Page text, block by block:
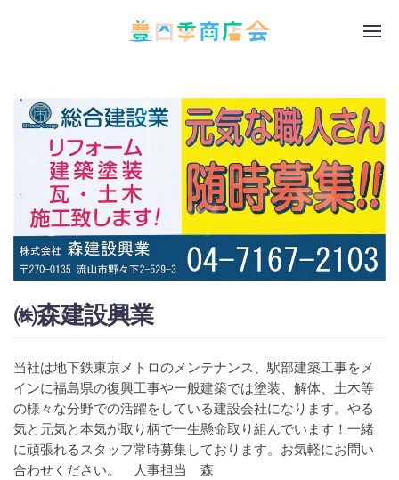
㈱森建設興業
当社は地下鉄東京メトロのメンテナンス、駅部建築工事をメ
インに福島県の復興工事や一般建築では塗装、解体、土木等
の様々な分野での活躍をしている建設会社になります。やる
気と元気と本気が取り柄で一生懸命取り組んでいます！一緒
に頑張れるスタッフ常時募集しております。お気軽にお問い
合わせください。 人事担当 森